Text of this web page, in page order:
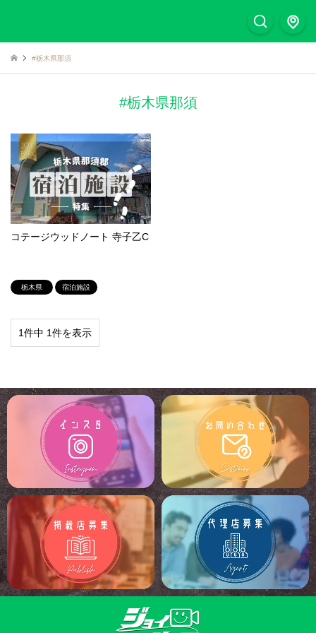
#栃木県那須
#栃木県那須
コテージウッドノート 寺子乙C
栃木県 宿泊施設
1件中 1件を表示